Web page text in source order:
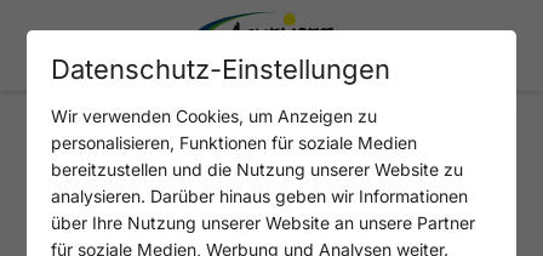
Brotbackkurs
Datenschutz-Einstellungen
Wir verwenden Cookies, um Anzeigen zu
personalisieren, Funktionen für soziale Medien
bereitzustellen und die Nutzung unserer Website zu
analysieren. Darüber hinaus geben wir Informationen
über Ihre Nutzung unserer Website an unsere Partner
für soziale Medien, Werbung und Analysen weiter.